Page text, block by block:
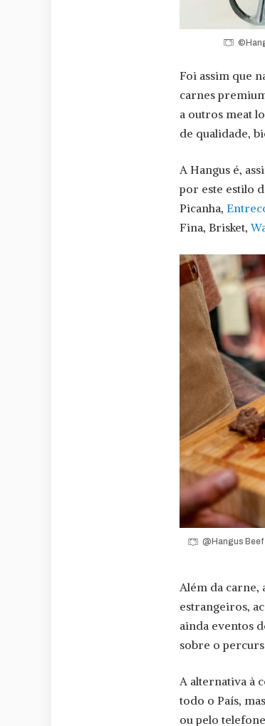
Foi assim que
carnes
a outros meat
de qualidade,
A Hangus é,
por este estilo
Picanha,
Fina, Brisket,
@Hangus
Além da carne,
estrangeiros,
ainda eventos
sobre o
A alternativa à
todo o País,
ou pelo